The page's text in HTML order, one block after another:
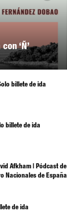
‘Ñ’
billete de ida
billete de ida
Afkham | Pódcast de
Nacionales de España
de ida